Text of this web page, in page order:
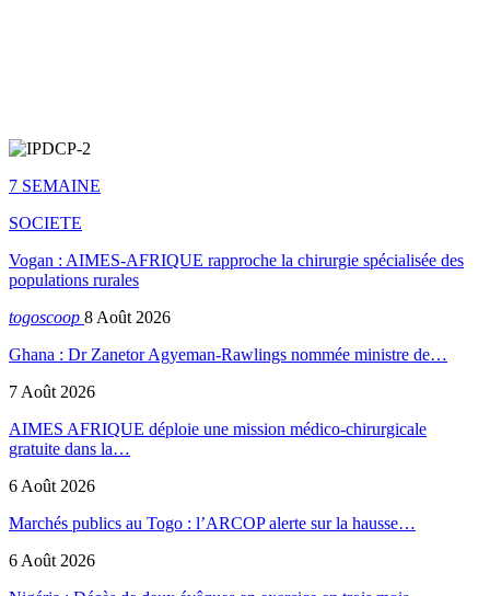
7 SEMAINE
SOCIETE
Vogan : AIMES-AFRIQUE rapproche la chirurgie spécialisée des
populations rurales
togoscoop 8 Août 2026
Ghana : Dr Zanetor Agyeman-Rawlings nommée ministre de…
7 Août 2026
AIMES AFRIQUE déploie une mission médico-chirurgicale
gratuite dans la…
6 Août 2026
Marchés publics au Togo : l’ARCOP alerte sur la hausse…
6 Août 2026